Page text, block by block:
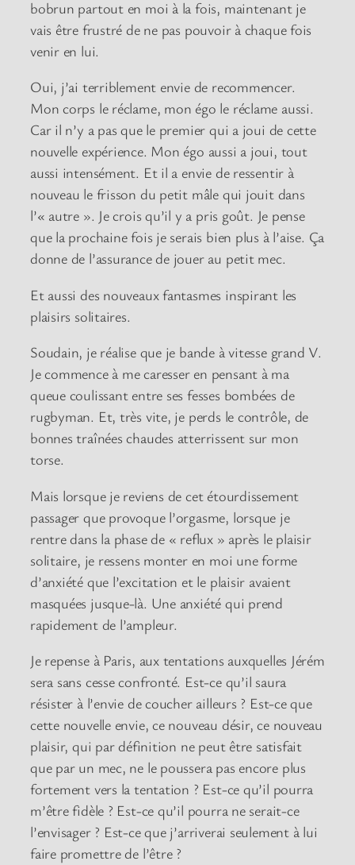
bobrun partout en moi à la fois, maintenant je
vais être frustré de ne pas pouvoir à chaque fois
venir en lui.
Oui, j’ai terriblement envie de recommencer.
Mon corps le réclame, mon égo le réclame aussi.
Car il n’y a pas que le premier qui a joui de cette
nouvelle expérience. Mon égo aussi a joui, tout
aussi intensément. Et il a envie de ressentir à
nouveau le frisson du petit mâle qui jouit dans
l’« autre ». Je crois qu’il y a pris goût. Je pense
que la prochaine fois je serais bien plus à l’aise. Ça
donne de l’assurance de jouer au petit mec.
Et aussi des nouveaux fantasmes inspirant les
plaisirs solitaires.
Soudain, je réalise que je bande à vitesse grand V.
Je commence à me caresser en pensant à ma
queue coulissant entre ses fesses bombées de
rugbyman. Et, très vite, je perds le contrôle, de
bonnes traînées chaudes atterrissent sur mon
torse.
Mais lorsque je reviens de cet étourdissement
passager que provoque l’orgasme, lorsque je
rentre dans la phase de « reflux » après le plaisir
solitaire, je ressens monter en moi une forme
d’anxiété que l’excitation et le plaisir avaient
masquées jusque-là. Une anxiété qui prend
rapidement de l’ampleur.
Je repense à Paris, aux tentations auxquelles Jérém
sera sans cesse confronté. Est-ce qu’il saura
résister à l’envie de coucher ailleurs ? Est-ce que
cette nouvelle envie, ce nouveau désir, ce nouveau
plaisir, qui par définition ne peut être satisfait
que par un mec, ne le poussera pas encore plus
fortement vers la tentation ? Est-ce qu’il pourra
m’être fidèle ? Est-ce qu’il pourra ne serait-ce
l’envisager ? Est-ce que j’arriverai seulement à lui
faire promettre de l’être ?